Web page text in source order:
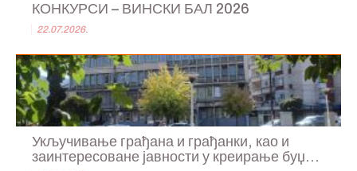
КОНКУРСИ – ВИНСКИ БАЛ 2026
22.07.2026.
Укључивање грађана и грађанки, као и
заинтересоване јавности у креирање буџ...